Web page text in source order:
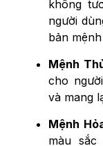
không
người
bản
Mệnh
cho
và mang
Mệnh
màu